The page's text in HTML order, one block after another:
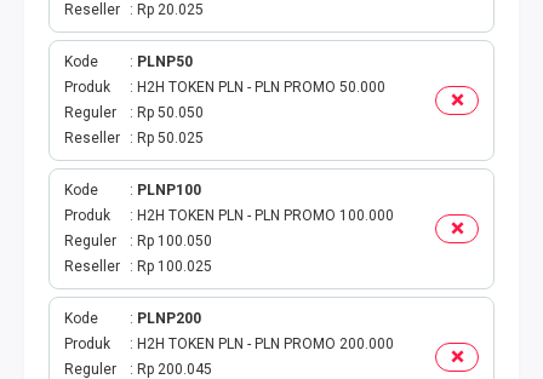
VOUCHER DATA
VOUCHER TV
TOKEN PLN
ISI ULANG GAME
TAG PLN
TAG PDAM
TAG BPJS
Reseller
Rp 20.025
Kode
PLNP50
Produk
H2H TOKEN PLN - PLN PROMO 50.000
Reguler
Rp 50.050
Reseller
Rp 50.025
Kode
PLNP100
Produk
H2H TOKEN PLN - PLN PROMO 100.000
Reguler
Rp 100.050
Reseller
Rp 100.025
Kode
PLNP200
Produk
H2H TOKEN PLN - PLN PROMO 200.000
Reguler
Rp 200.045